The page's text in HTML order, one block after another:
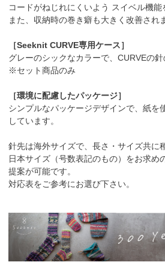
コードがねじれにくいよう スイベル機能
また、収納時の巻き癖も大きく改善され
［Seeknit CURVE専用ケース］
グレーのシックなカラーで、CURVEの針
※セット商品のみ
［環境に配慮したパッケージ］
シンプルなパッケージデザインで、紙を
しています。
針先は海外サイズで、長さ・サイズ共に
日本サイズ（号数表記のもの）をお求め
提案が可能です。
対応表をご参考にお選び下さい。